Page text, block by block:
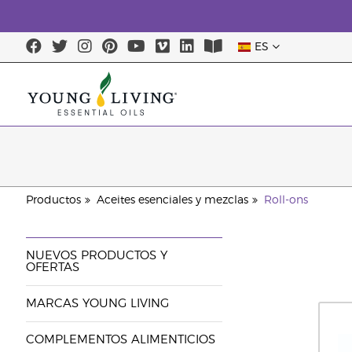
ES
Productos Aceites esenciales y mezclas Roll-ons
NUEVOS PRODUCTOS Y
OFERTAS
MARCAS YOUNG LIVING
COMPLEMENTOS ALIMENTICIOS